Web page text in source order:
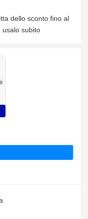
dello sconto fino al
usalo subito